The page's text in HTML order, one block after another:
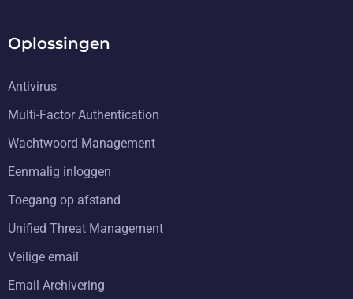
Oplossingen
Antivirus
Multi-Factor Authentication
Wachtwoord Management
Eenmalig inloggen
Toegang op afstand
Unified Threat Management
Veilige email
Email Archivering